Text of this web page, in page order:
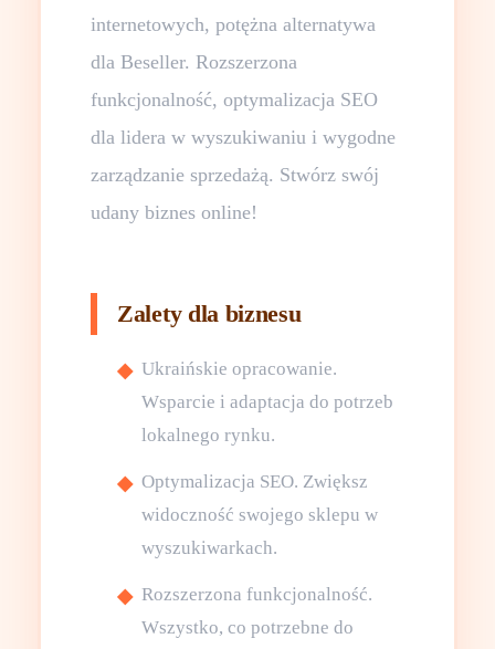
internetowych, potężna alternatywa
dla Beseller. Rozszerzona
funkcjonalność, optymalizacja SEO
dla lidera w wyszukiwaniu i wygodne
zarządzanie sprzedażą. Stwórz swój
udany biznes online!
Zalety dla biznesu
Ukraińskie opracowanie.
Wsparcie i adaptacja do potrzeb
lokalnego rynku.
Optymalizacja SEO. Zwiększ
widoczność swojego sklepu w
wyszukiwarkach.
Rozszerzona funkcjonalność.
Wszystko, co potrzebne do